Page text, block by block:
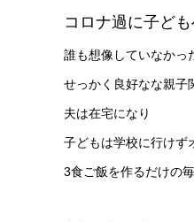
コロナ過に子ど
誰も想像していなかっ
せっかく良好なな親子
夫は在宅になり
子どもは学校に行けず
3食ご飯を作るだけの毎